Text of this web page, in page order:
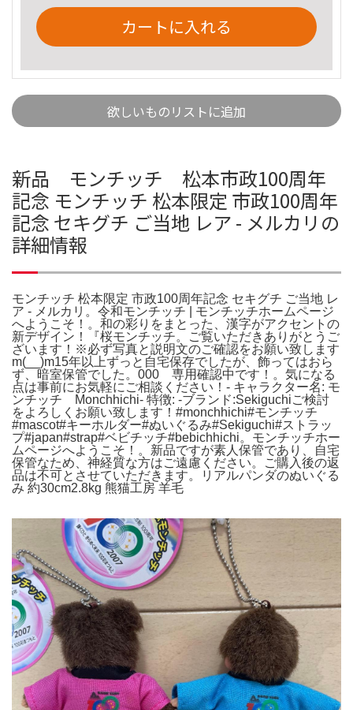
カートに入れる
欲しいものリストに追加
新品 モンチッチ 松本市政100周年
記念 モンチッチ 松本限定 市政100周年
記念 セキグチ ご当地 レア - メルカリの
詳細情報
モンチッチ 松本限定 市政100周年記念 セキグチ ご当地 レ
ア - メルカリ。令和モンチッチ | モンチッチホームページ
へようこそ！。和の彩りをまとった、漢字がアクセントの
新デザイン！『桜モンチッチ。ご覧いただきありがとうご
ざいます！※必ず写真と説明文のご確認をお願い致します
m(__)m15年以上ずっと自宅保存でしたが、飾ってはおら
ず、暗室保管でした。000 専用確認中です！。気になる
点は事前にお気軽にご相談ください！- キャラクター名: モ
ンチッチ Monchhichi- 特徴: -ブランド:Sekiguchiご検討
をよろしくお願い致します！#monchhichi#モンチッチ
#mascot#キーホルダー#ぬいぐるみ#Sekiguchi#ストラッ
プ#japan#strap#ベビチッチ#bebichhichi。モンチッチホー
ムページへようこそ！。新品ですが素人保管であり、自宅
保管なため、神経質な方はご遠慮ください。ご購入後の返
品は不可とさせていただきます。リアルパンダのぬいぐる
み 約30cm2.8kg 熊猫工房 羊毛